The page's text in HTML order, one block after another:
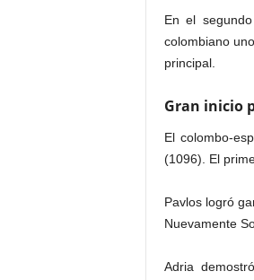
En el
colombiano
principal.
Gran inicio
El colombo-
(1096). El
Pavlos logró
Nuevamente
Adria